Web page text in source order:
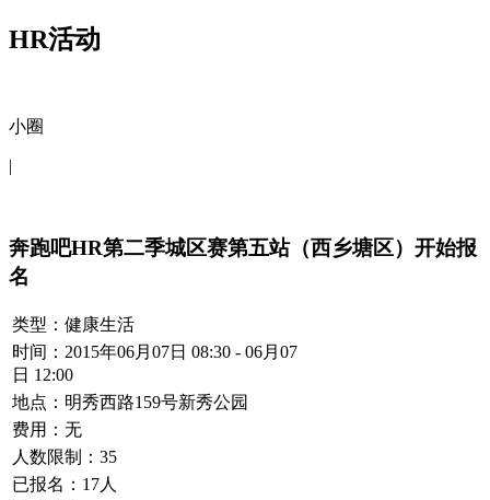
HR活动
小圈
|
奔跑吧HR第二季城区赛第五站（西乡塘区）开始报
名
类型：健康生活
时间：2015年06月07日 08:30 - 06月07
日 12:00
地点：明秀西路159号新秀公园
费用：无
人数限制：35
已报名： 17人